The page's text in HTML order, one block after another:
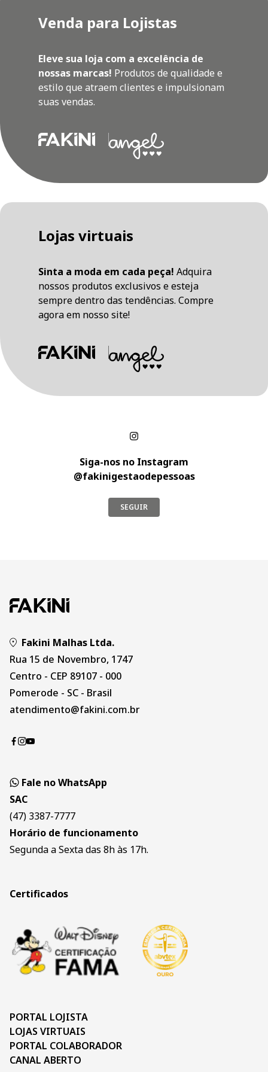
Venda para Lojistas
Eleve sua loja com a excelência de
nossas marcas! Produtos de qualidade e
estilo que atraem clientes e impulsionam
suas vendas.
Lojas virtuais
Sinta a moda em cada peça! Adquira
nossos produtos exclusivos e esteja
sempre dentro das tendências. Compre
agora em nosso site!
Siga-nos no Instagram
@fakinigestaodepessoas
SEGUIR
Fakini Malhas Ltda.
Rua 15 de Novembro, 1747
Centro - CEP 89107 - 000
Pomerode - SC - Brasil
atendimento@fakini.com.br
Fale no WhatsApp
SAC
(47) 3387-7777
Horário de funcionamento
Segunda a Sexta das 8h às 17h.
Certificados
PORTAL LOJISTA
LOJAS VIRTUAIS
PORTAL COLABORADOR
CANAL ABERTO